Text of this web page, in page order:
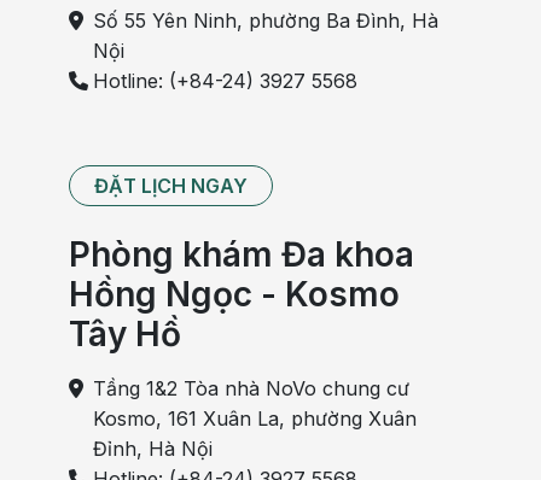
Số 55 Yên Ninh, phường Ba Đình, Hà
Nội
Hotline: (+84-24) 3927 5568
ĐẶT LỊCH NGAY
Phòng khám Đa khoa
Hồng Ngọc - Kosmo
Tây Hồ
Tầng 1&2 Tòa nhà NoVo chung cư
Kosmo, 161 Xuân La, phường Xuân
Đỉnh, Hà Nội